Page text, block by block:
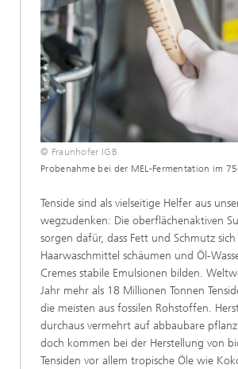
© Fraunhofer IGB
Probenahme bei der MEL-Fermentation im
Tenside sind als vielseitige Helfer aus
wegzudenken: Die oberflächenaktiven
sorgen dafür, dass Fett und Schmutz sich
Haarwaschmittel schäumen und Öl-
Cremes stabile Emulsionen bilden.
Jahr mehr als 18 Millionen Tonnen
die meisten aus fossilen Rohstoffen.
durchaus vermehrt auf abbaubare
doch kommen bei der Herstellung von
Tensiden vor allem tropische Öle wie